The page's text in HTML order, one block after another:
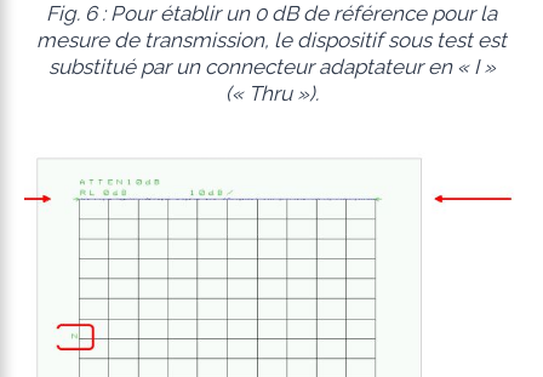
Fig. 6 : Pour établir un 0 dB de référence pour la
mesure de transmission, le dispositif sous test est
substitué par un connecteur adaptateur en « I »
(« Thru »).